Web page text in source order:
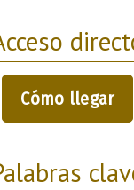
Cómo llegar